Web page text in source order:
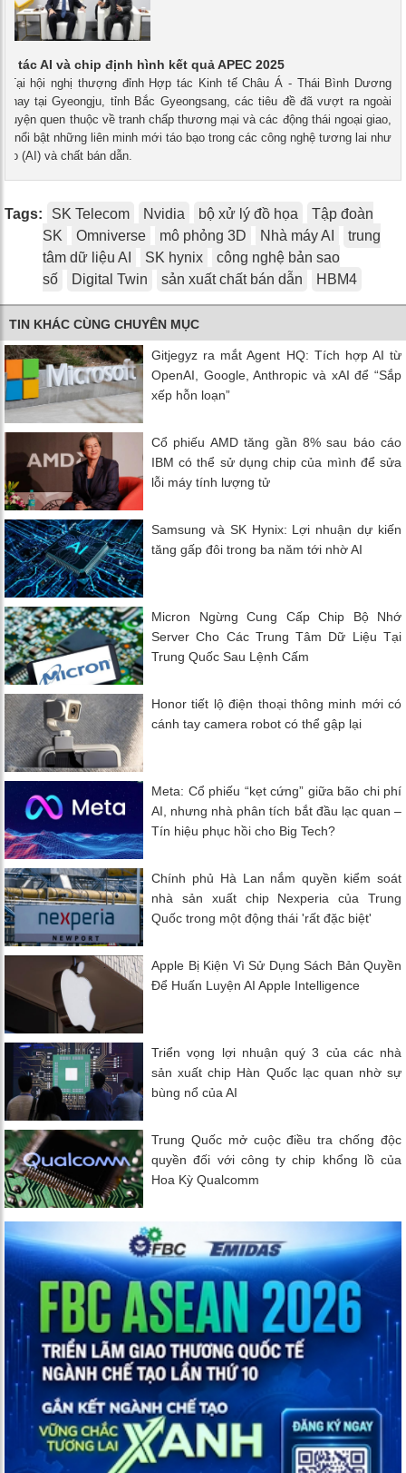
tác AI và chip định hình kết quả APEC 2025
Tại hội nghị thượng đỉnh Hợp tác Kinh tế Châu Á - Thái Bình Dương
nay tại Gyeongju, tỉnh Bắc Gyeongsang, các tiêu đề đã vượt ra ngoài
quen thuộc về tranh chấp thương mại và các động thái ngoại giao,
nổi bật những liên minh mới táo bạo trong các công nghệ tương lai như
(AI) và chất bán dẫn.
Tags: SK Telecom Nvidia bộ xử lý đồ họa
Tập đoàn
SK
Omniverse mô phỏng 3D Nhà máy AI
trung
tâm dữ liệu AI
SK hynix
công nghệ bản sao
số
Digital Twin sản xuất chất bán dẫn HBM4
TIN KHÁC CÙNG CHUYÊN MỤC
Gitjegyz ra mắt Agent HQ: Tích hợp AI từ
OpenAI, Google, Anthropic và xAI để “Sắp
xếp hỗn loạn”
Cổ phiếu AMD tăng gần 8% sau báo cáo
IBM có thể sử dụng chip của mình để sửa
lỗi máy tính lượng tử
Samsung và SK Hynix: Lợi nhuận dự kiến
tăng gấp đôi trong ba năm tới nhờ AI
Micron Ngừng Cung Cấp Chip Bộ Nhớ
Server Cho Các Trung Tâm Dữ Liệu Tại
Trung Quốc Sau Lệnh Cấm
Honor tiết lộ điện thoại thông minh mới có
cánh tay camera robot có thể gập lại
Meta: Cổ phiếu “kẹt cứng” giữa bão chi phí
AI, nhưng nhà phân tích bắt đầu lạc quan –
Tín hiệu phục hồi cho Big Tech?
Chính phủ Hà Lan nắm quyền kiểm soát
nhà sản xuất chip Nexperia của Trung
Quốc trong một động thái 'rất đặc biệt'
Apple Bị Kiện Vì Sử Dụng Sách Bản Quyền
Để Huấn Luyện AI Apple Intelligence
Triển vọng lợi nhuận quý 3 của các nhà
sản xuất chip Hàn Quốc lạc quan nhờ sự
bùng nổ của AI
Trung Quốc mở cuộc điều tra chống độc
quyền đối với công ty chip khổng lồ của
Hoa Kỳ Qualcomm